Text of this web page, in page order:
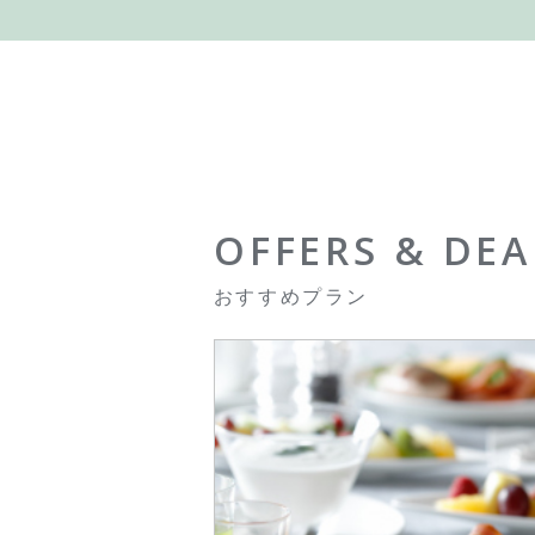
OFFERS &
おすすめプラン